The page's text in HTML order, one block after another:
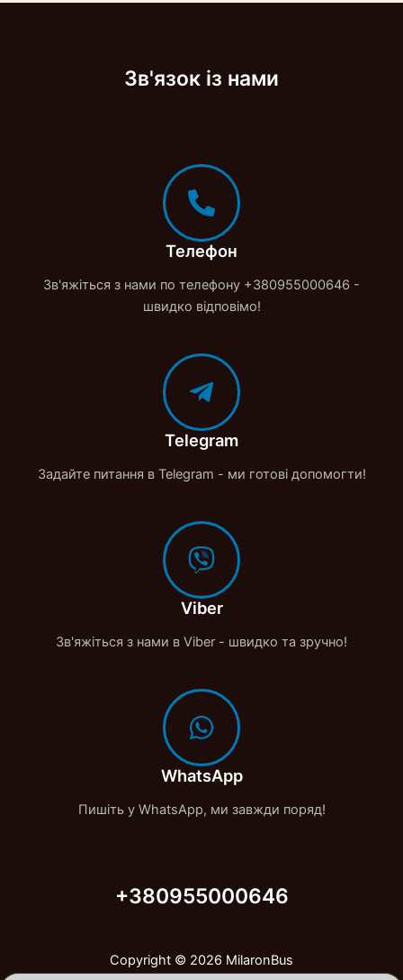
Зв'язок із нами
Телефон
Зв'яжіться з нами по телефону +380955000646 -
швидко відповімо!
Telegram
Задайте питання в Telegram - ми готові допомогти!
Viber
Зв'яжіться з нами в Viber - швидко та зручно!
WhatsApp
Пишіть у WhatsApp, ми завжди поряд!
+380955000646
Copyright © 2026 MilaronBus